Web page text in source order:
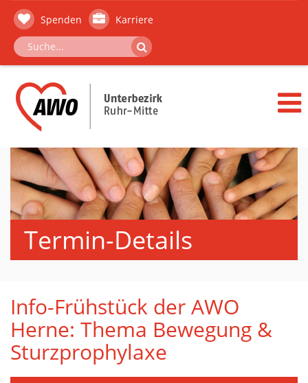
Spenden Karriere
Termin-Details
Info-Frühstück der AWO
Herne: Thema Bewegung &
Sturzprophylaxe